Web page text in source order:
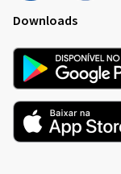
Downloads